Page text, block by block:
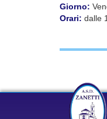
Giorno:
Orari: dalle